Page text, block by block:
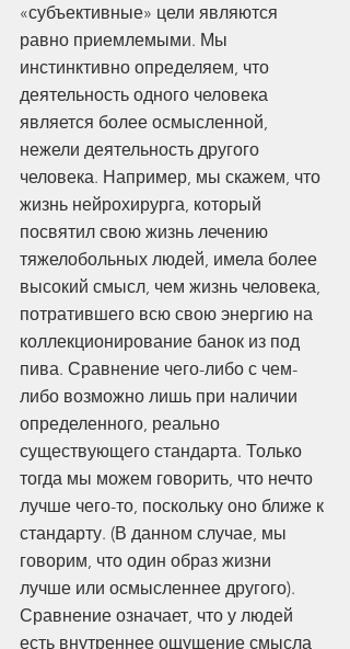
«субъективные» цели являются
равно приемлемыми. Мы
инстинктивно определяем, что
деятельность одного человека
является более осмысленной,
нежели деятельность другого
человека. Например, мы скажем, что
жизнь нейрохирурга, который
посвятил свою жизнь лечению
тяжелобольных людей, имела более
высокий смысл, чем жизнь человека,
потратившего всю свою энергию на
коллекционирование банок из под
пива. Сравнение чего-либо с чем-
либо возможно лишь при наличии
определенного, реально
существующего стандарта. Только
тогда мы можем говорить, что нечто
лучше чего-то, поскольку оно ближе к
стандарту. (В данном случае, мы
говорим, что один образ жизни
лучше или осмысленнее другого).
Сравнение означает, что у людей
есть внутреннее ощущение смысла